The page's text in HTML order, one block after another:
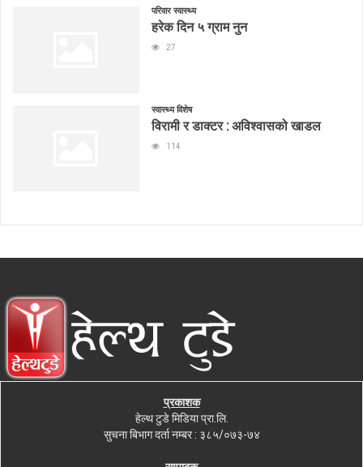
परिवार स्वास्थ्य
हरेक दिन ५ ग्राम नुन
27
स्वास्थ्य विशेष
विरामी र डाक्टर : अविश्वासको खाडल
114
प्रकाशक
हेल्थ टुडे मिडिया प्रा.लि.
सुचना बिभाग दर्ता नम्बर : ३८५/०७३-७४